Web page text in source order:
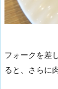
フォークを差
ると、さらに